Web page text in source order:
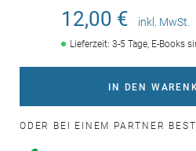
12,00 € inkl. MwSt.
Lieferzeit: 3-5 Tage, E-Books
IN DEN
ODER BEI EINEM PARTNER